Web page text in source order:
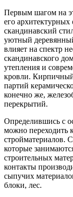
Первым шагом на
его
скандинавский
уютный
влияет на спектр
скандинавского
утепления и
кровли.
партий
конечно же,
перекрытий.
Определившись с
можно переходить
стройматериалов.
которые
строительных
контакты
сыпучих
блоки, лес.